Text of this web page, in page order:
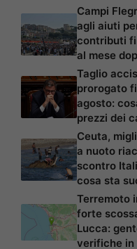
Campi
agli aiuti
contributi
al mese
Taglio
prorogato
agosto:
prezzi dei
Ceuta,
a nuoto
scontro
cosa sta
Terremoto
forte
Lucca:
verifiche in